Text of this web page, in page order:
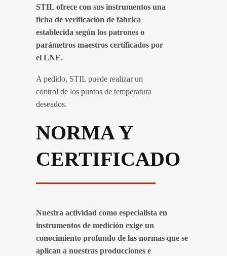
STIL ofrece con sus instrumentos una
ficha de verificación de fábrica
establecida según los patrones o
parámetros maestros certificados por
el LNE.
A pedido, STIL puede realizar un
control de los puntos de temperatura
deseados.
NORMA Y
CERTIFICADO
Nuestra actividad como especialista en
instrumentos de medición exige un
conocimiento profundo de las normas que se
aplican a nuestras producciones e